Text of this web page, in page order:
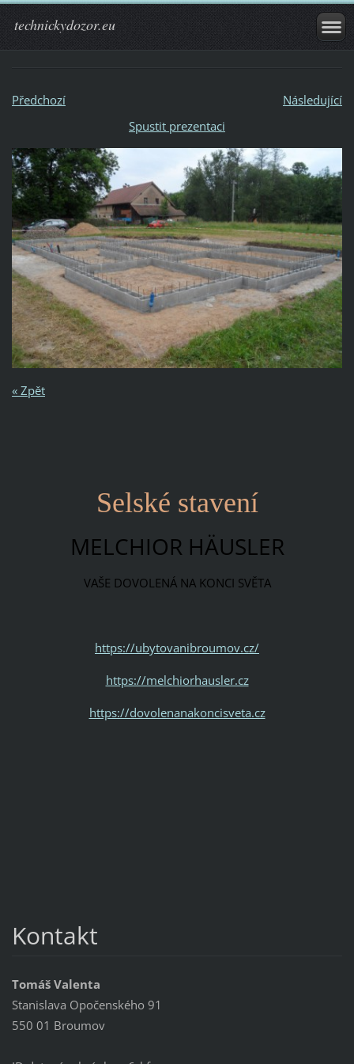
technickydozor.eu
Předchozí
Následující
Spustit prezentaci
« Zpět
Selské stavení
MELCHIOR HÄUSLER
VAŠE DOVOLENÁ NA KONCI SVĚTA
https://ubytovanibroumov.cz/
https://melchiorhausler.cz
https://dovolenanakoncisveta.cz
Kontakt
Tomáš Valenta
Stanislava Opočenského 91
550 01 Broumov